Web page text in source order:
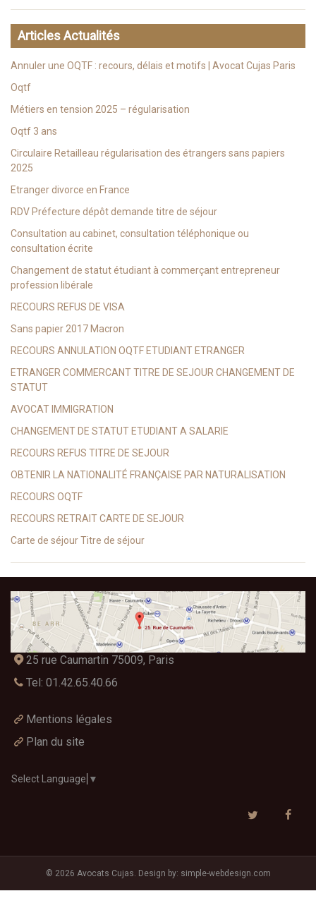
Articles Actualités
Annuler une OQTF : recours, délais et motifs | Avocat Cujas Paris
Oqtf
Métiers en tension 2025 – régularisation
Oqtf 3 ans
Circulaire Retailleau régularisation des étrangers sans papiers
2025
Etranger divorce en France
RDV Préfecture dépôt demande titre de séjour
Consultation au cabinet, consultation téléphonique ou
consultation écrite
Changement de statut étudiant à commerçant entrepreneur
profession libérale
RECOURS REFUS DE VISA
Sans papier 2017 Macron
RECOURS ANNULATION OQTF ETUDIANT ETRANGER
ETRANGER COMMERCANT TITRE DE SEJOUR CHANGEMENT DE
STATUT
AVOCAT IMMIGRATION
CHANGEMENT DE STATUT ETUDIANT A SALARIE
RECOURS REFUS TITRE DE SEJOUR
OBTENIR LA NATIONALITÉ FRANÇAISE PAR NATURALISATION
RECOURS OQTF
RECOURS RETRAIT CARTE DE SEJOUR
Carte de séjour Titre de séjour
25 rue Caumartin 75009, Paris
Tel: 01.42.65.40.66
Mentions légales
Plan du site
Select Language ▼
© 2026 Avocats Cujas. Design by: simple-webdesign.com